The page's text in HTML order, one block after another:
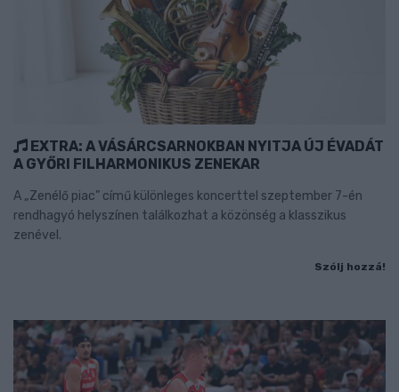
EXTRA: A VÁSÁRCSARNOKBAN NYITJA ÚJ ÉVADÁT
A GYŐRI FILHARMONIKUS ZENEKAR
A „Zenélő piac” című különleges koncerttel szeptember 7-én
rendhagyó helyszínen találkozhat a közönség a klasszikus
zenével.
Szólj hozzá!